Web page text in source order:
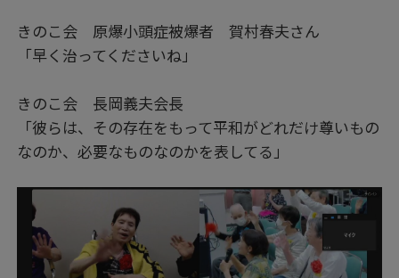
きのこ会 原爆小頭症被爆者 賀村春夫さん
「早く治ってくださいね」
きのこ会 長岡義夫会長
「彼らは、その存在をもって平和がどれだけ尊いもの
なのか、必要なものなのかを表してる」